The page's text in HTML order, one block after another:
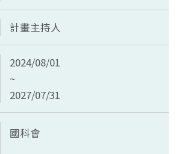
計畫主持人
2024/08/01
~
2027/07/31
國科會